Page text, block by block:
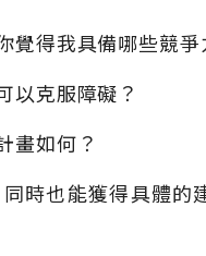
覺得我具備哪些競爭
以克服障礙？
畫如何？
時也能獲得具體的